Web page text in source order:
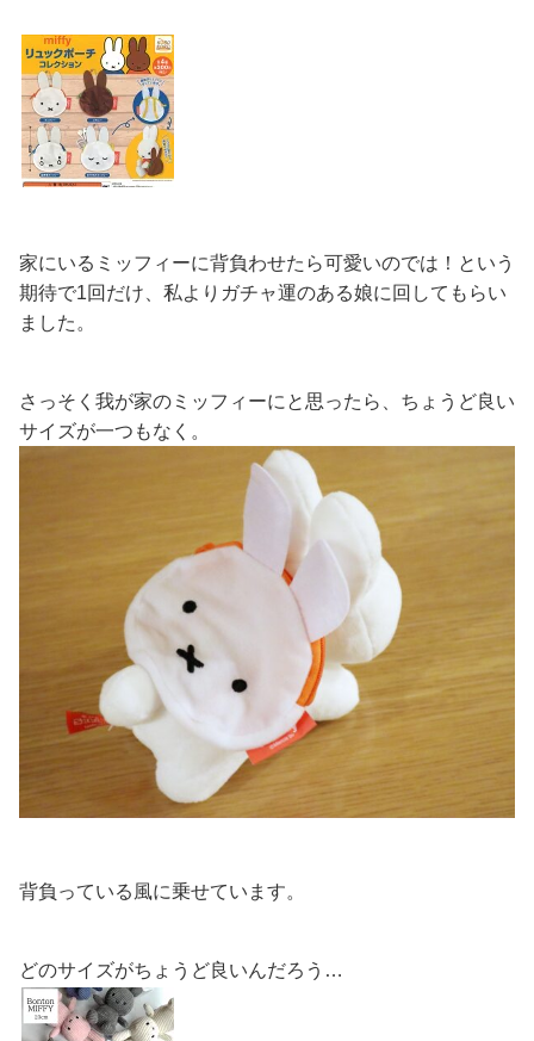
家にいるミッフィーに背負わせたら可愛いのでは！という
期待で1回だけ、私よりガチャ運のある娘に回してもらい
ました。
さっそく我が家のミッフィーにと思ったら、ちょうど良い
サイズが一つもなく。
背負っている風に乗せています。
どのサイズがちょうど良いんだろう…